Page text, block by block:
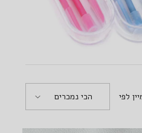
לפי הכי נמכרים